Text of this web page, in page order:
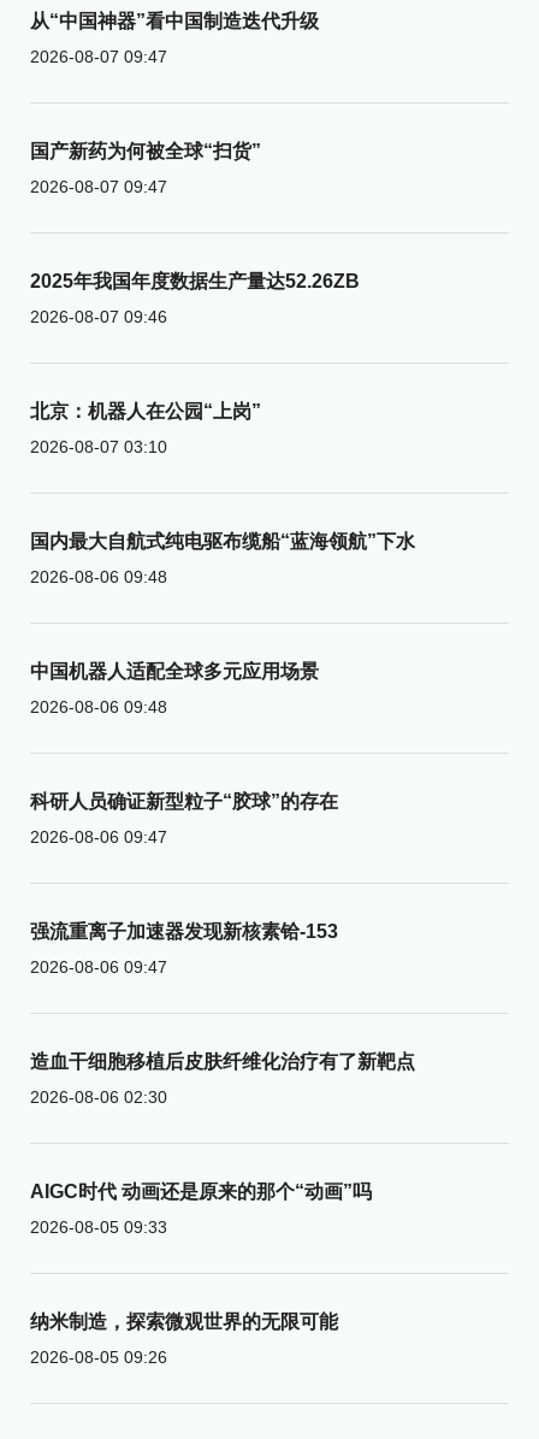
从“中国神器”看中国制造迭代升级
2026-08-07 09:47
国产新药为何被全球“扫货”
2026-08-07 09:47
2025年我国年度数据生产量达52.26ZB
2026-08-07 09:46
北京：机器人在公园“上岗”
2026-08-07 03:10
国内最大自航式纯电驱布缆船“蓝海领航”下水
2026-08-06 09:48
中国机器人适配全球多元应用场景
2026-08-06 09:48
科研人员确证新型粒子“胶球”的存在
2026-08-06 09:47
强流重离子加速器发现新核素铪-153
2026-08-06 09:47
造血干细胞移植后皮肤纤维化治疗有了新靶点
2026-08-06 02:30
AIGC时代 动画还是原来的那个“动画”吗
2026-08-05 09:33
纳米制造，探索微观世界的无限可能
2026-08-05 09:26